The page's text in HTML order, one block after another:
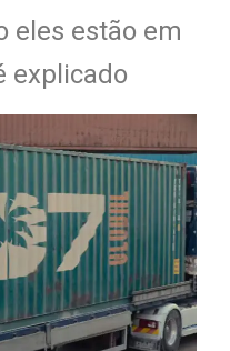
eles estão em
explicado